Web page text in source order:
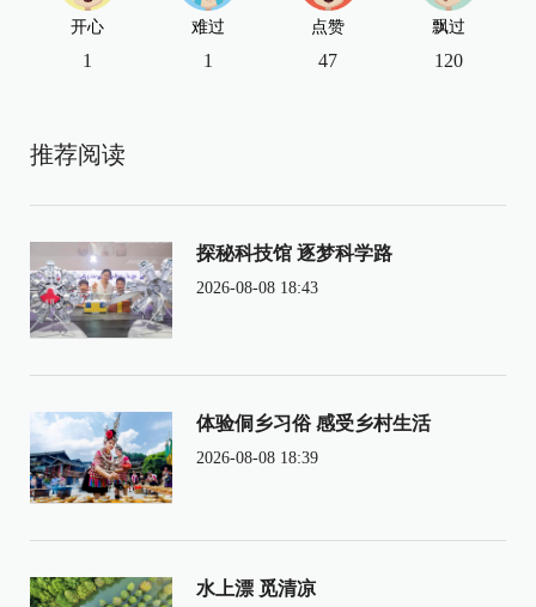
开心
1
难过
1
点赞
47
飘过
120
推荐阅读
探秘科技馆 逐梦科学路
2026-08-08 18:43
体验侗乡习俗 感受乡村生活
2026-08-08 18:39
水上漂 觅清凉